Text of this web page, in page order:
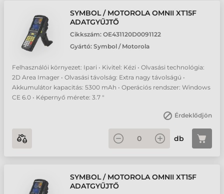
SYMBOL / MOTOROLA OMNII XT15F
ADATGYŰJTŐ
Cikkszám: OE431120D0091122
Gyártó: Symbol / Motorola
Felhasználói környezet: Ipari • Kivitel: Kézi • Olvasási technológia:
2D Area Imager • Olvasási távolság: Extra nagy távolságú •
Akkumulátor kapacitás: 5300 mAh • Operációs rendszer: Windows
CE 6.0 • Képernyő mérete: 3.7 "
Érdeklődjön
db
SYMBOL / MOTOROLA OMNII XT15F
ADATGYŰJTŐ